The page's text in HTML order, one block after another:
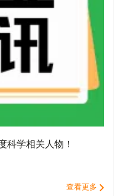
科学相关人物！
查看更多